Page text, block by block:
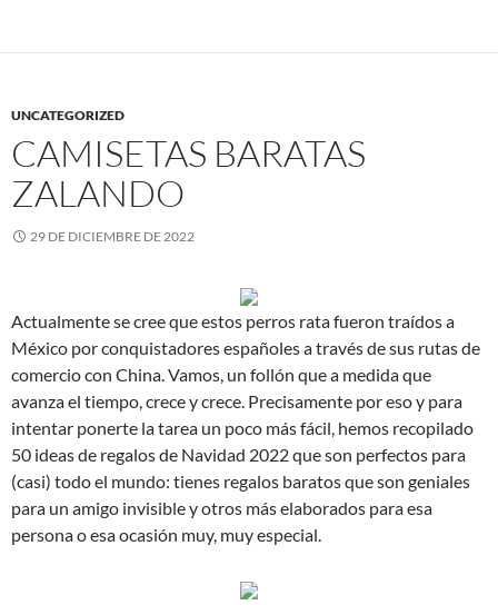
UNCATEGORIZED
CAMISETAS BARATAS
ZALANDO
29 DE DICIEMBRE DE 2022
Actualmente se cree que estos perros rata fueron traídos a
México por conquistadores españoles a través de sus rutas de
comercio con China. Vamos, un follón que a medida que
avanza el tiempo, crece y crece. Precisamente por eso y para
intentar ponerte la tarea un poco más fácil, hemos recopilado
50 ideas de regalos de Navidad 2022 que son perfectos para
(casi) todo el mundo: tienes regalos baratos que son geniales
para un amigo invisible y otros más elaborados para esa
persona o esa ocasión muy, muy especial.